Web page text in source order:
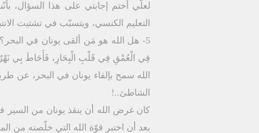
لعلّي أختم إجابتي على هذا السؤال،
التعليم الكنسي، ويتسبّب في تشتيت
5- هل الله هو مَن ألقى يونان في
فِي الْعُمْقِ فِي قَلْبِ الْبِحَارِ، فَأَحَاطَ بِي
الله سمح بإلقاء يونان في البحر، عن
الشاطئ..!
كان غرض الله أن ينقذ يونان من السير
بعد أن اختبر قوّة الله التي خلّصته من